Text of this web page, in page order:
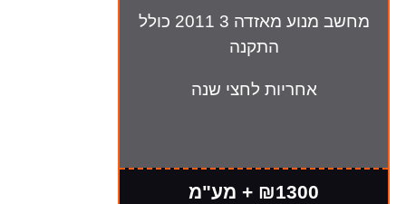
מחשב מנוע מאזדה 3 2011 כולל
התקנה
אחריות לחצי שנה
₪1300 + מע"מ